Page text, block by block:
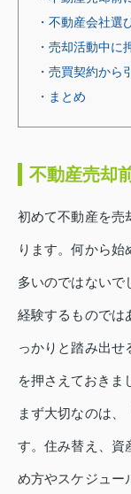
・不動産会社選
・売却活動中に
・売買契約から
・まとめ
不動産売却
初めて不動産を売
ります。何から始
多いのではないで
経験するものでは
っかりと踏み出せ
を押さえておきま
まず大切なのは
す。住み替え、資
め方やスケジュー